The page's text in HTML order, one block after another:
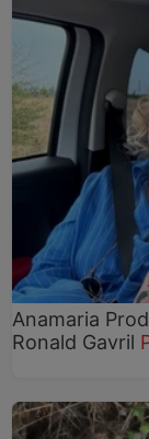
Anamaria
Ronald Gavril